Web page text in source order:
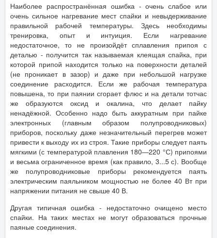
Наиболее распространённая ошибка - очень слабое или
очень сильное нагревание мест спайки и невыдерживание
правильной рабочей температуры. Здесь необходимы
тренировка, опыт и интуиция. Если нагревание
недостаточное, то не произойдёт сплавления припоя с
деталью - получится так называемая клеящая спайка, при
которой припой находится только на поверхности деталей
(не проникает в зазор) и даже при небольшой нагрузке
соединение расходится. Если же рабочая температура
повышена, то при паянии сгорает флюс и на детали тотчас
же образуются оксид и окалина, что делает пайку
ненадёжной. Особенно надо быть аккуратным при пайке
электронных (главным образом полупроводниковых)
приборов, поскольку даже незначительный перегрев может
привести к выходу их из строя. Такие приборы следует паять
мягкими (с температурой плавления 180—220 °С) припоями
и весьма ограниченное время (как правило, 3...5 с). Вообще
же полупроводниковые приборы рекомендуется паять
электрическим паяльником мощностью не более 40 Вт при
напряжении питания не свыше 40 В.
Другая типичная ошибка - недостаточно очищено место
спайки. На таких местах не могут образоваться прочные
паяные соединения.